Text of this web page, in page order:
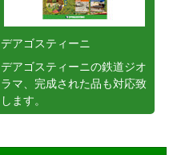
デアゴスティーニ
デアゴスティーニの鉄道ジオ
ラマ、完成された品も対応致
します。